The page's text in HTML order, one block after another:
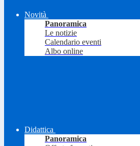
Novità
Panoramica
Le notizie
Calendario eventi
Albo online
Didattica
Panoramica